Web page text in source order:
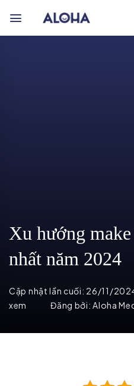
qua
Xu hướng
nhất năm 2024
Cập nhật lần cuối: 26/11/
xem
Đăng bởi:Aloha